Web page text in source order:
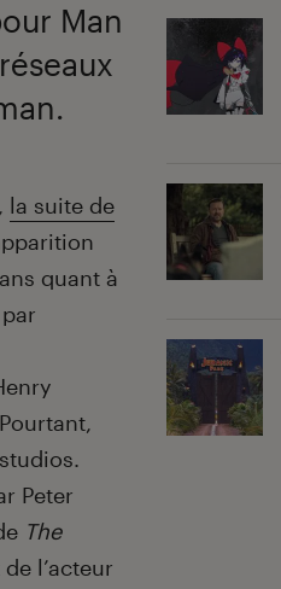
Man
la suite de
quant à
Peter
The
l’acteur